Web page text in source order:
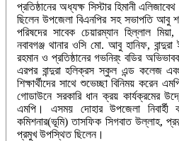
প্রতিষ্ঠানের অধ্যক্ষ সিস্টার হিমানী
ছিলেন উপজেলা বিএনপির সহ সভাপতি আবু
পরিষদের সাবেক চেয়ারম্যান হিল্লাল
নবাবগঞ্জ থানার ওসি মো. আবু হানিফ,
রহমান ও প্রতিষ্ঠানের গভনির্ং বডির
এরপর বান্দুরা হলিক্রস স্কুল এন্ড কলেজ
শিক্ষার্থীদের সাথে শুভেচ্ছা বিনিময় করেন
গোডাউনে সরকারি ধান ক্রয় কার্যক্রমের
এমপি। এসময় দোহার উপজেলা নিবার্হী
কমিশনার(ভূমি) তাসফিক সিগবাত উল্লাহ,
প্রমুখ উপস্থিত ছিলেন।